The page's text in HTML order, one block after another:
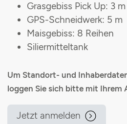
Grasgebiss Pick Up: 3 m
GPS-Schneidwerk: 5 m
Maisgebiss: 8 Reihen
Siliermitteltank
Um Standort- und
loggen Sie sich bitte mit Ihrem
Jetzt anmelden